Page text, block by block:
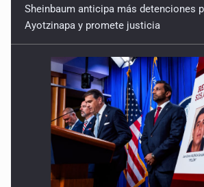
Sheinbaum anticipa más detenciones
Ayotzinapa y promete justicia